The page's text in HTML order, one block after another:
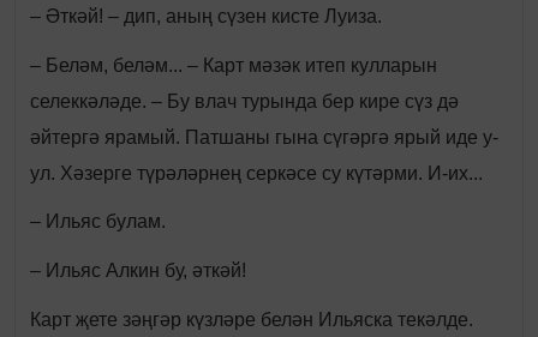
– Әткәй! – дип, аның сүзен кисте Луиза.
– Беләм, беләм... – Карт мәзәк итеп кулларын
селеккәләде. – Бу влач турында бер кире сүз дә
әйтергә ярамый. Патшаны гына сүгәргә ярый иде у-
ул. Хәзерге түрәләрнең серкәсе су күтәрми. И-их...
– Ильяс булам.
– Ильяс Алкин бу, әткәй!
Карт җете зәңгәр күзләре белән Ильяска текәлде.